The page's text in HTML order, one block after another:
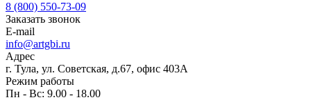
8 (800) 550-73-09
Заказать звонок
E-mail
info@artgbi.ru
Адрес
г. Тула, ул. Советская, д.67, офис 403А
Режим работы
Пн - Вс: 9.00 - 18.00